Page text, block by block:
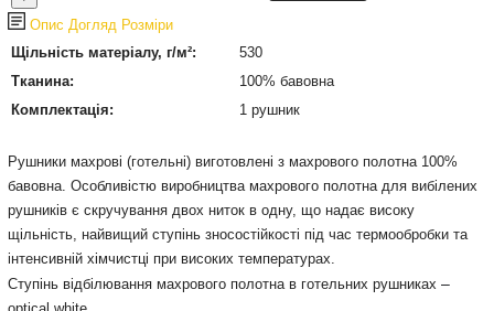
Опис Догляд Розміри
Щільність матеріалу, г/м²:
530
Тканина:
100% бавовна
Комплектація:
1 рушник
Рушники махрові (готельні) виготовлені з махрового полотна 100%
бавовна. Особливістю виробництва махрового полотна для вибілених
рушників є скручування двох ниток в одну, що надає високу
щільність, найвищий ступінь зносостійкості під час термообробки та
інтенсивній хімчистці при високих температурах.
Ступінь відбілювання махрового полотна в готельних рушниках –